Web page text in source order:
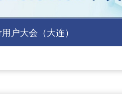
户大会（大连）